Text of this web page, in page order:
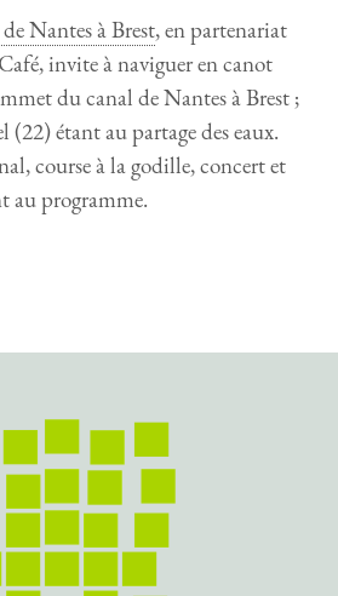
Nantes à Brest, en partenariat
invite à naviguer en canot
du canal de Nantes à Brest ;
(22) étant au partage des eaux.
course à la godille, concert et
au programme.